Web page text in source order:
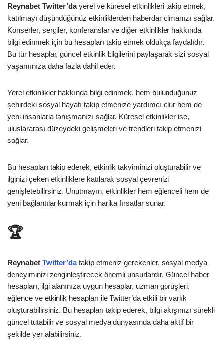
Reynabet Twitter’dayerel ve küresel etkinlikleri takip etmek,
katılmayı düşündüğünüz etkinliklerden haberdar olmanızı sağlar.
Konserler, sergiler, konferanslar ve diğer etkinlikler hakkında
bilgi edinmek için bu hesapları takip etmek oldukça faydalıdır.
Bu tür hesaplar, güncel etkinlik bilgilerini paylaşarak sizi sosyal
yaşamınıza daha fazla dahil eder.
Yerel etkinlikler hakkında bilgi edinmek, hem bulunduğunuz
şehirdeki sosyal hayatı takip etmenize yardımcı olur hem de
yeni insanlarla tanışmanızı sağlar. Küresel etkinlikler ise,
uluslararası düzeydeki gelişmeleri ve trendleri takip etmenizi
sağlar.
Bu hesapları takip ederek, etkinlik takviminizi oluşturabilir ve
ilginizi çeken etkinliklere katılarak sosyal çevrenizi
genişletebilirsiniz. Unutmayın, etkinlikler hem eğlenceli hem de
yeni bağlantılar kurmak için harika fırsatlar sunar.
🏆
Reynabet Twitter’da takip etmeniz gerekenler, sosyal medya
deneyiminizi zenginleştirecek önemli unsurlardır. Güncel haber
hesapları, ilgi alanınıza uygun hesaplar, uzman görüşleri,
eğlence ve etkinlik hesapları ile Twitter’da etkili bir varlık
oluşturabilirsiniz. Bu hesapları takip ederek, bilgi akışınızı sürekli
güncel tutabilir ve sosyal medya dünyasında daha aktif bir
şekilde yer alabilirsiniz.